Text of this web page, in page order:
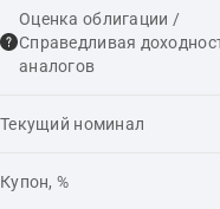
Оценка облигации /
Справедливая
аналогов
Текущий номинал
Купон, %